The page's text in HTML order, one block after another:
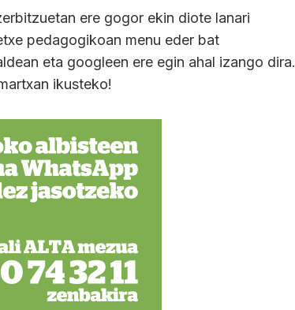
ere gogor ekin diote lanari
pedagogikoan menu eder bat
eta googleen ere egin ahal izango dira.
ikusteko!